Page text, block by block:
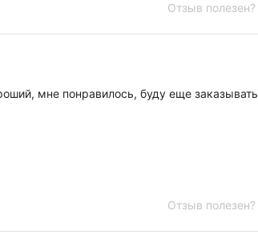
Отзыв полезен?
мне понравилось, буду еще заказывать
Отзыв полезен?